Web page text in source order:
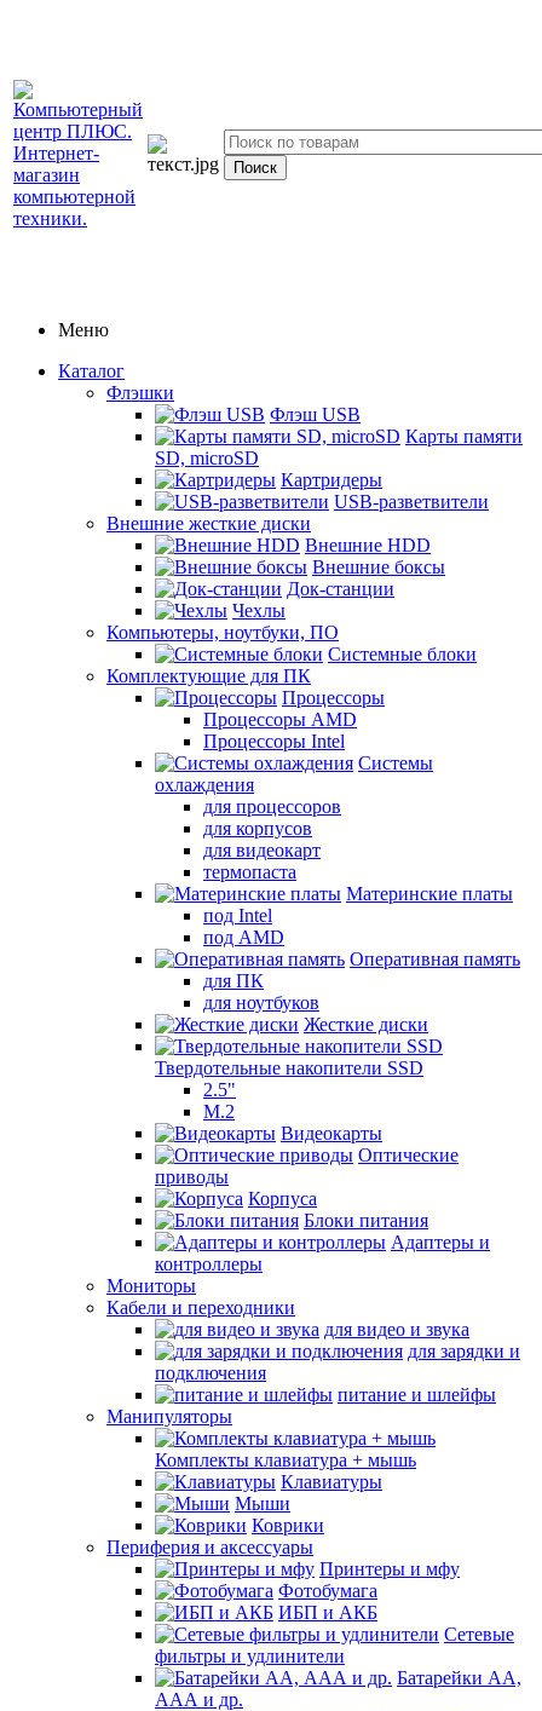
Меню
Каталог
Флэшки
Флэш USB
Карты памяти
SD, microSD
Картридеры
USB-разветвители
Внешние жесткие диски
Внешние HDD
Внешние боксы
Док-станции
Чехлы
Компьютеры, ноутбуки, ПО
Системные блоки
Комплектующие для ПК
Процессоры
Процессоры AMD
Процессоры Intel
Системы
охлаждения
для процессоров
для корпусов
для видеокарт
термопаста
Материнские платы
под Intel
под AMD
Оперативная память
для ПК
для ноутбуков
Жесткие диски
Твердотельные накопители SSD
2.5"
M.2
Видеокарты
Оптические
приводы
Корпуса
Блоки питания
Адаптеры и
контроллеры
Мониторы
Кабели и переходники
для видео и звука
для зарядки и
подключения
питание и шлейфы
Манипуляторы
Комплекты клавиатура + мышь
Клавиатуры
Мыши
Коврики
Периферия и аксессуары
Принтеры и мфу
Фотобумага
ИБП и АКБ
Сетевые
фильтры и удлинители
Батарейки АА,
ААА и др.